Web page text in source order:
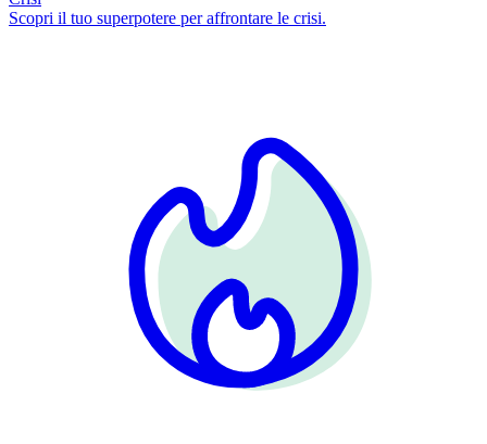
Scopri il tuo superpotere per affrontare le crisi.